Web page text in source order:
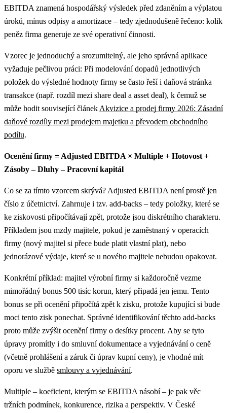
EBITDA znamená hospodářský výsledek před zdaněním a výplatou
úroků, mínus odpisy a amortizace – tedy zjednodušeně řečeno: kolik
peněz firma generuje ze své operativní činnosti.
Vzorec je jednoduchý a srozumitelný, ale jeho správná aplikace
vyžaduje pečlivou práci: Při modelování dopadů jednotlivých
položek do výsledné hodnoty firmy se často řeší i daňová stránka
transakce (např. rozdíl mezi share deal a asset deal), k čemuž se
může hodit související článekAkvizice a prodej firmy 2026: Zásadní
daňové rozdíly mezi prodejem majetku a převodem obchodního
podílu.
Ocenění firmy = Adjusted EBITDA × Multiple + Hotovost +
Zásoby – Dluhy – Pracovní kapitál
Co se za tímto vzorcem skrývá? Adjusted EBITDA není prostě jen
číslo z účetnictví. Zahrnuje i tzv. add-backs – tedy položky, které se
ke ziskovosti připočítávají zpět, protože jsou diskrétního charakteru.
Příkladem jsou mzdy majitele, pokud je zaměstnaný v operacích
firmy (nový majitel si přece bude platit vlastní plat), nebo
jednorázové výdaje, které se u nového majitele nebudou opakovat.
Konkrétní příklad: majitel výrobní firmy si každoročně vezme
mimořádný bonus 500 tisíc korun, který připadá jen jemu. Tento
bonus se při ocenění připočítá zpět k zisku, protože kupující si bude
moci tento zisk ponechat. Správné identifikování těchto add-backs
proto může zvýšit ocenění firmy o desítky procent. Aby se tyto
úpravy promítly i do smluvní dokumentace a vyjednávání o ceně
(včetně prohlášení a záruk či úprav kupní ceny), je vhodné mít
oporu ve službě smlouvy a vyjednávání.
Multiple – koeficient, kterým se EBITDA násobí – je pak věc
tržních podmínek, konkurence, rizika a perspektiv. V České